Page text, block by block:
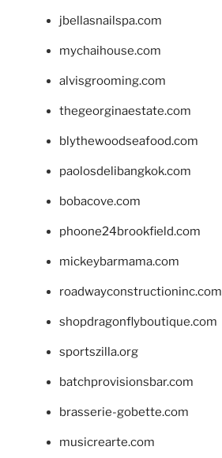
jbellasnailspa.com
mychaihouse.com
alvisgrooming.com
thegeorginaestate.com
blythewoodseafood.com
paolosdelibangkok.com
bobacove.com
phoone24brookfield.com
mickeybarmama.com
roadwayconstructioninc.com
shopdragonflyboutique.com
sportszilla.org
batchprovisionsbar.com
brasserie-gobette.com
musicrearte.com